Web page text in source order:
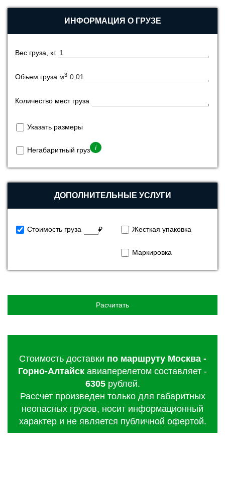
ИНФОРМАЦИЯ О ГРУЗЕ
Вес груза, кг.
Объем груза м3
Количество мест груза
Указать размеры
Негабаритный груз i
ДОПОЛНИТЕЛЬНЫЕ УСЛУГИ
Стоимость груза ₽ Жесткая упаковка
Маркировка
Расчитать
Стоимость доставки по маршруту Москва -
Горно-Алтайск авиаперелетом составляет -
6305рублей.
Рассчет произведен только для габаритных
неопасных грузов, носит информационный
характер и не является публичной офертой.